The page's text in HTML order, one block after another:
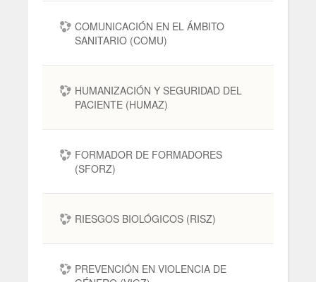
COMUNICACIÓN EN EL ÁMBITO
SANITARIO (COMU)
HUMANIZACIÓN Y SEGURIDAD DEL
PACIENTE (HUMAZ)
FORMADOR DE FORMADORES
(SFORZ)
RIESGOS BIOLÓGICOS (RISZ)
PREVENCIÓN EN VIOLENCIA DE